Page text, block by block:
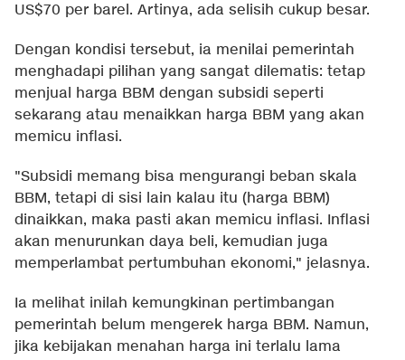
US$70 per barel. Artinya, ada selisih cukup besar.
Dengan kondisi tersebut, ia menilai pemerintah
menghadapi pilihan yang sangat dilematis: tetap
menjual harga BBM dengan subsidi seperti
sekarang atau menaikkan harga BBM yang akan
memicu inflasi.
"Subsidi memang bisa mengurangi beban skala
BBM, tetapi di sisi lain kalau itu (harga BBM)
dinaikkan, maka pasti akan memicu inflasi. Inflasi
akan menurunkan daya beli, kemudian juga
memperlambat pertumbuhan ekonomi," jelasnya.
Ia melihat inilah kemungkinan pertimbangan
pemerintah belum mengerek harga BBM. Namun,
jika kebijakan menahan harga ini terlalu lama